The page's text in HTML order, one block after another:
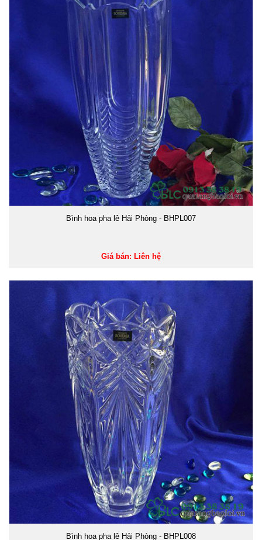
Bình hoa pha lê Hải Phòng - BHPL007
Giá bán: Liên hệ
Bình hoa pha lê Hải Phòng - BHPL008